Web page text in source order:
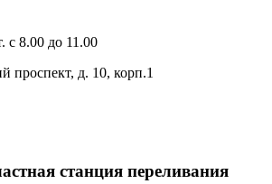
с 8.00 до 11.00
проспект, д. 10, корп.1
станция переливания